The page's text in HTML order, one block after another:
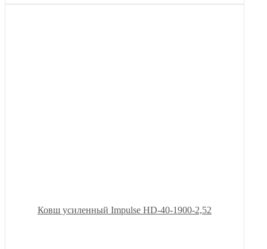
Ковш усиленный Impulse HD-40-1900-2,52